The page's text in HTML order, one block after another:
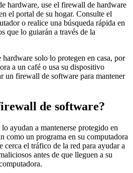
hardware, use el firewall de hardware
el portal de su hogar. Consulte el
o realice una búsqueda rápida en
que lo guiarán a través de la
solo lo protegen en casa, por
a un café o usa su dispositivo
un firewall de software para mantener
de software?
ayudan a mantenerse protegido en
como un programa en su computadora
cerca el tráfico de la red para ayudar a
antes de que lleguen a su